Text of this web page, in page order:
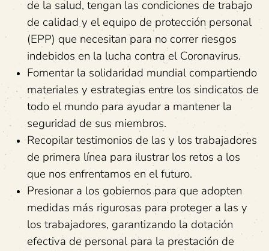
de la salud, tengan las condiciones de trabajo
de calidad y el equipo de protección personal
(EPP) que necesitan para no correr riesgos
indebidos en la lucha contra el Coronavirus.
Fomentar la solidaridad mundial compartiendo
materiales y estrategias entre los sindicatos de
todo el mundo para ayudar a mantener la
seguridad de sus miembros.
Recopilar testimonios de las y los trabajadores
de primera línea para ilustrar los retos a los
que nos enfrentamos en el futuro.
Presionar a los gobiernos para que adopten
medidas más rigurosas para proteger a las y
los trabajadores, garantizando la dotación
efectiva de personal para la prestación de